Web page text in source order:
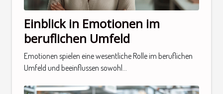
Einblick in Emotionen im
beruflichen Umfeld
Emotionen spielen eine wesentliche Rolle im beruflichen
Umfeld und beeinflussen sowohl...